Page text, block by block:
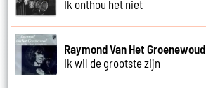
Ik onthou het niet
Raymond Van Het Groenewoud
Ik wil de grootste zijn